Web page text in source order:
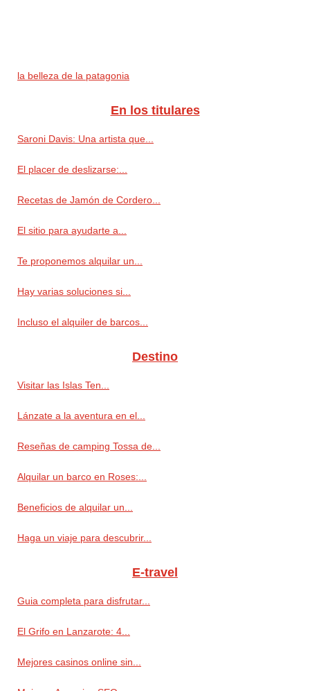
la belleza de la patagonia
En los titulares
Saroni Davis: Una artista que...
El placer de deslizarse:...
Recetas de Jamón de Cordero...
El sitio para ayudarte a...
Te proponemos alquilar un...
Hay varias soluciones si...
Incluso el alquiler de barcos...
Destino
Visitar las Islas Ten...
Lánzate a la aventura en el...
Reseñas de camping Tossa de...
Alquilar un barco en Roses:...
Beneficios de alquilar un...
Haga un viaje para descubrir...
E-travel
Guia completa para disfrutar...
El Grifo en Lanzarote: 4...
Mejores casinos online sin...